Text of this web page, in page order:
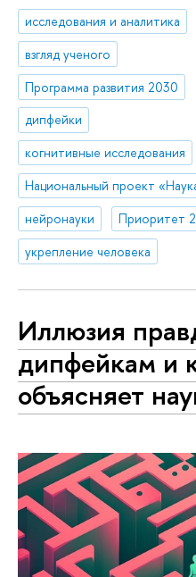
исследования и аналитика
взгляд ученого
Программа развития 2030
дипфейки
когнитивные исследования
нейронауки
Приоритет
укрепление человека
Иллюзия
дипфейкам и
объясняет